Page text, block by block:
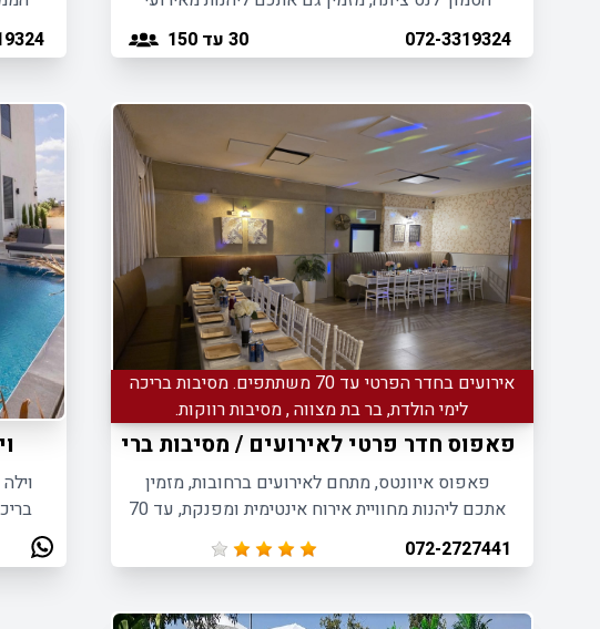
בוטיק מפנקים באווירה פסטורלית ואינטימית.
072-3319324
30 עד 150
אירועים בחדר הפרטי עד 70 משתתפים. מסיבות בריכה
לימי הולדת, בר בת מצווה , מסיבות רווקות.
פאפוס חדר פרטי לאירועים / מסיבות בריכה - רחובות
פאפוס איוונטס, מתחם לאירועים ברחובות, מזמין
אתכם ליהנות מחוויית אירוח אינטימית ומפנקת, עד 70
איש.
072-2727441